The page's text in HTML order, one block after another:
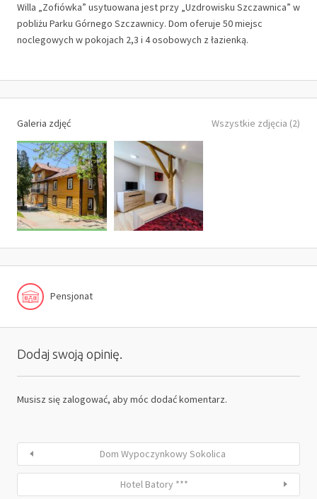
Willa „Zofiówka” usytuowana jest przy „Uzdrowisku Szczawnica” w
pobliżu Parku Górnego Szczawnicy. Dom oferuje 50 miejsc
noclegowych w pokojach 2,3 i 4 osobowych z łazienką.
Galeria zdjęć Wszystkie zdjęcia (2)
Pensjonat
Dodaj swoją opinię.
Musisz się zalogować, aby móc dodać komentarz.
Dom Wypoczynkowy Sokolica
Hotel Batory ***